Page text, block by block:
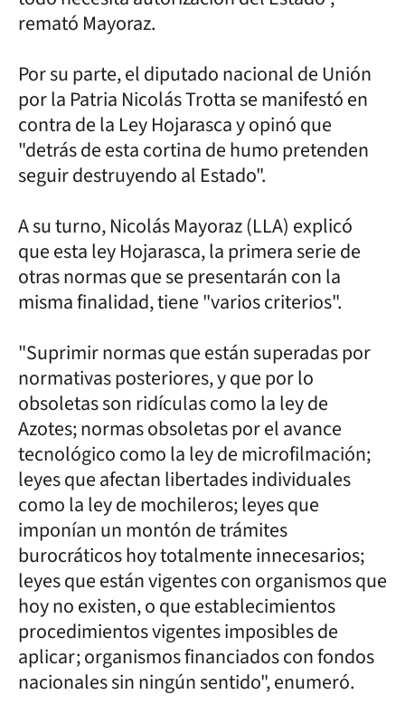
remató Mayoraz.
Por su parte, el diputado nacional de Unión
por la Patria Nicolás Trotta se manifestó en
contra de la Ley Hojarasca y opinó que
"detrás de esta cortina de humo pretenden
seguir destruyendo al Estado".
A su turno, Nicolás Mayoraz (LLA) explicó
que esta ley Hojarasca, la primera serie de
otras normas que se presentarán con la
misma finalidad, tiene "varios criterios".
"Suprimir normas que están superadas por
normativas posteriores, y que por lo
obsoletas son ridículas como la ley de
Azotes; normas obsoletas por el avance
tecnológico como la ley de microfilmación;
leyes que afectan libertades individuales
como la ley de mochileros; leyes que
imponían un montón de trámites
burocráticos hoy totalmente innecesarios;
leyes que están vigentes con organismos que
hoy no existen, o que establecimientos
procedimientos vigentes imposibles de
aplicar; organismos financiados con fondos
nacionales sin ningún sentido", enumeró.